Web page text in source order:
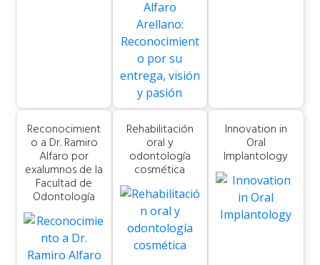
Reconocimient
o a Dr. Ramiro
Alfaro por
exalumnos de la
Facultad de
Odontología
Rehabilitación
oral y
odontología
cosmética
Innovation in
Oral
Implantology